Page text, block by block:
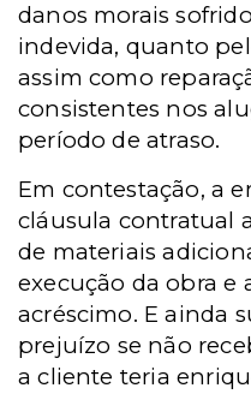
danos morais
indevida, quanto
assim como
consistentes nos
período de atraso.
Em contestação, a
cláusula contratual
de materiais
execução da obra e
acréscimo. E ainda
prejuízo se não
a cliente teria